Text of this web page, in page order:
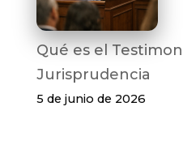
Qué es el
Jurisprudencia
5 de junio de 2026